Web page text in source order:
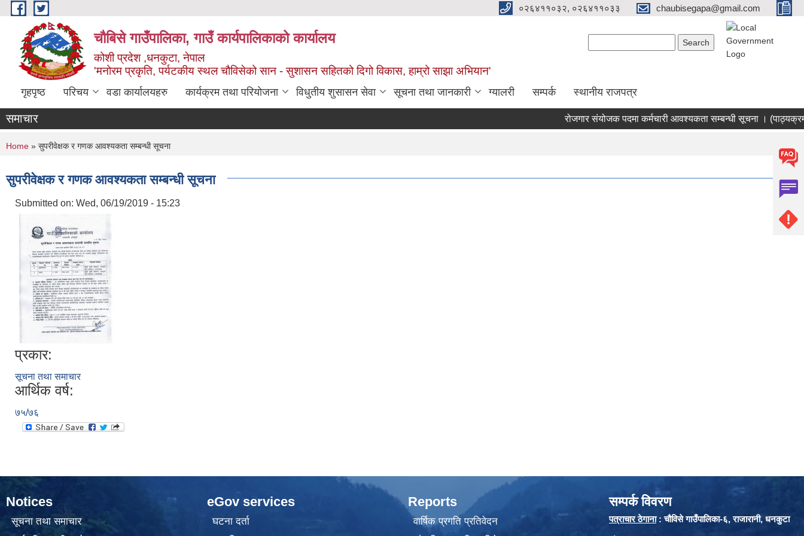
Skip to main content ०२६४११०३२, ०२६४११०३३ chaubisegapa@gmail.com
चौबिसे गाउँपालिका, गाउँ कार्यपालिकाको कार्यालय
कोशी प्रदेश ,धनकुटा, नेपाल
'मनोरम प्रकृति, पर्यटकीय स्थल चौविसेको सान - सुशासन सहितको दिगो विकास, हाम्रो साझा अभियान'
गृहपृष्ठ परिचय वडा कार्यालयहरु कार्यक्रम तथा परियोजना विधुतीय शुसासन सेवा सूचना तथा जानकारी ग्यालरी सम्पर्क स्थानीय राजपत्र
समाचार रोजगार संयोजक पदमा कर्मचारी आवश्यकता सम्बन्धी सूचना । (पाठ्यक्रम
You are here
Home » सुपरीवेक्षक र गणक आवश्यकता सम्बन्धी सूचना
सुपरीवेक्षक र गणक आवश्यकता सम्बन्धी सूचना
Submitted on: Wed, 06/19/2019 - 15:23
प्रकार:
सूचना तथा समाचार
आर्थिक वर्ष:
७५/७६
Notices
सूचना तथा समाचार
eGov services
घटना दर्ता
Reports
वार्षिक प्रगति प्रतिवेदन
सम्पर्क विवरण
पत्राचार ठेगाना: चौविसे गाउँपालिका-६, राजारानी, धनकुटा